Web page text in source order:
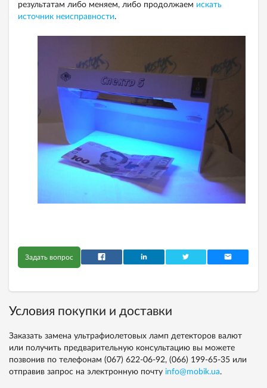
результатам либо меняем, либо продолжаем искать
источник неисправности.
Задать вопрос
Условия покупки и доставки
Заказать замена ультрафиолетовых ламп детекторов валют
или получить предварительную консультацию вы можете
позвонив по телефонам (067) 622-06-92, (066) 199-65-35 или
отправив запрос на электронную почту info@mobik.ua.